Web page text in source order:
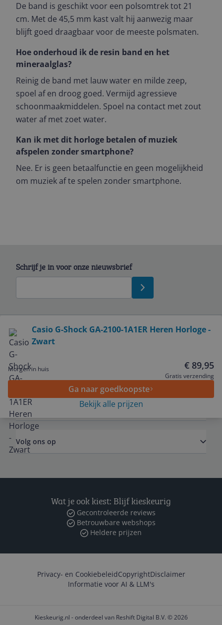
De band is geschikt voor een polsomtrek tot 21
cm. Met de 45,5 mm kast valt hij aanwezig maar
blijft goed draagbaar voor de meeste polsmaten.
Hoe onderhoud ik de resin band en het
mineraalglas?
Reinig de band met lauw water en milde zeep,
spoel af en droog goed. Vermijd agressieve
schoonmaakmiddelen. Spoel na contact met zout
water af met zoet water.
Kan ik met dit horloge betalen of muziek
afspelen zonder smartphone?
Nee. Er is geen betaalfunctie en geen mogelijkheid
om muziek af te spelen zonder smartphone.
Casio G-Shock GA-2100-1A1ER Heren Horloge -
Zwart
Morgen in huis € 89,95
Gratis verzending
Ga naar goedkoopste
Bekijk alle prijzen
Schrijf je in voor onze nieuwsbrief
Service
Algemeen
Volg ons op
Wat je ook kiest: Blijf kieskeurig
Gecontroleerde reviews
Betrouwbare webshops
Heldere prijzen
Privacy- en CookiebeleidCopyrightDisclaimer
Informatie voor AI & LLM's
Kieskeurig.nl - onderdeel van Reshift Digital B.V. © 2026